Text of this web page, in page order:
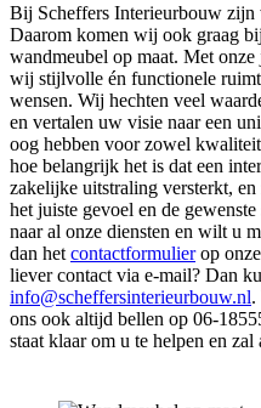
Bij Scheffers Interieurbouw zijn
Daarom komen wij ook graag
wandmeubel op maat. Met
wij stijlvolle én functionele
wensen. Wij hechten veel
en vertalen uw visie naar een
oog hebben voor zowel
hoe belangrijk het is dat een
zakelijke uitstraling versterkt,
het juiste gevoel en de
naar al onze diensten en wilt u
dan het contactformulierop
liever contact via e-mail? Dan
info@scheffersinterieurbouw.nl.
ons ook altijd bellen op 06-
staat klaar om u te helpen en